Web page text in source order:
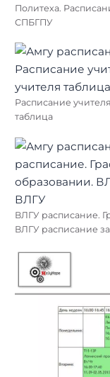
Политеха.
СПБГПУ
Расписание
таблица
ВЛГУ расписание.
ВЛГУ расписание